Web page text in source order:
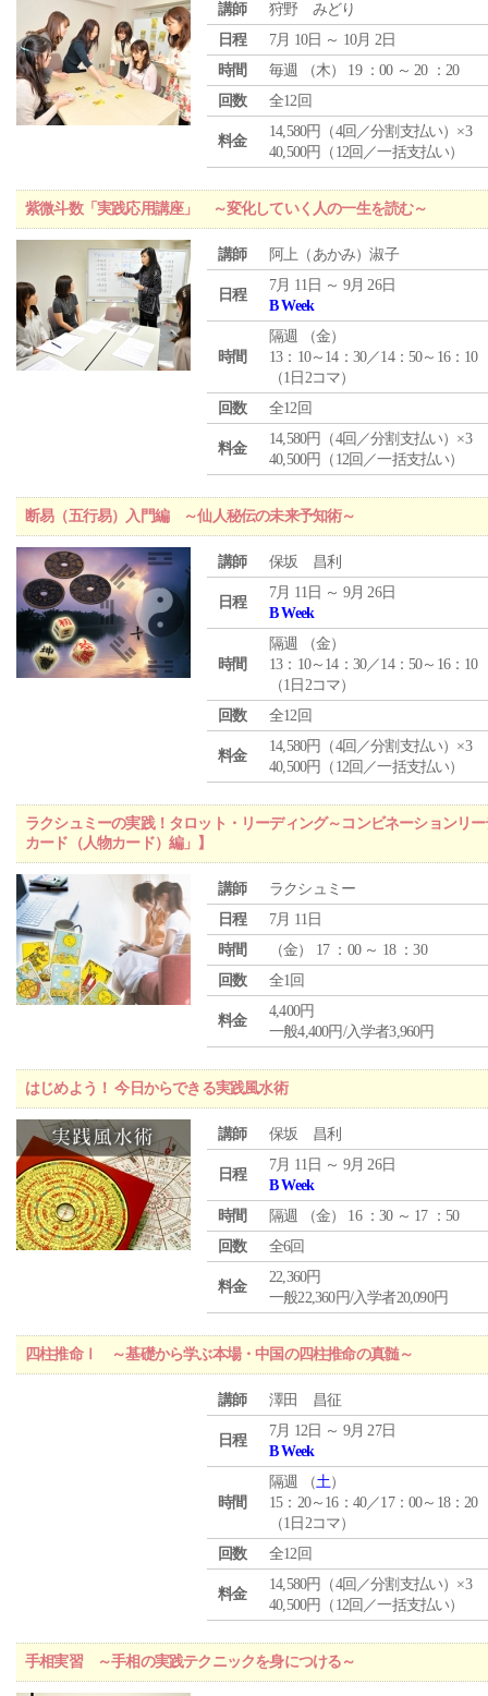
講師
狩野 みどり
日程
7月 10日 ～ 10月 2日
時間
毎週 （木） 19 ：00 ～ 20 ：20
回数
全12回
料金
14,580円（4回／分割支払い）×3
40,500円（12回／一括支払い）
紫微斗数「実践応用講座」 ～変化していく人の一生を読む～
講師 阿上（あかみ）淑子
日程
7月 11日 ～ 9月 26日
B Week
時間
隔週 （金）
13：10～14：30／14：50～16：10
（1日2コマ）
回数
全12回
料金
14,580円（4回／分割支払い）×3
40,500円（12回／一括支払い）
断易（五行易）入門編 ～仙人秘伝の未来予知術～
講師 保坂 昌利
日程
7月 11日 ～ 9月 26日
B Week
時間
隔週 （金）
13：10～14：30／14：50～16：10
（1日2コマ）
回数
全12回
料金
14,580円（4回／分割支払い）×3
40,500円（12回／一括支払い）
ラクシュミーの実践！タロット・リーディング～コンビネーションリ
カード（人物カード）編」】
講師
ラクシュミー
日程
7月 11日
時間
（金） 17 ：00 ～ 18 ：30
回数
全1回
料金
4,400円
一般4,400円/入学者3,960円
はじめよう！ 今日からできる実践風水術
講師 保坂 昌利
日程
7月 11日 ～ 9月 26日
B Week
時間
隔週 （金） 16 ：30 ～ 17 ：50
回数
全6回
料金
22,360円
一般22,360円/入学者20,090円
四柱推命Ⅰ ～基礎から学ぶ本場・中国の四柱推命の真髄～
講師 澤田 昌征
日程
7月 12日 ～ 9月 27日
B Week
時間
隔週 （土）
15：20～16：40／17：00～18：20
（1日2コマ）
回数
全12回
料金
14,580円（4回／分割支払い）×3
40,500円（12回／一括支払い）
手相実習 ～手相の実践テクニックを身につける～